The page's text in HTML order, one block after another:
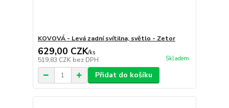
KOVOVÁ - Levá zadní svítilna, světlo - Zetor
629,00 CZK/ks
519,83 CZK bez DPH Skladem
Přidat do košíku